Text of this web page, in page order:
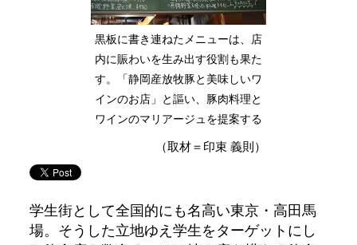
黒板に書き連ねたメニューは、店
内に賑わいを生み出す役割も果た
す。「静岡産放牧豚と美味しいワ
インのお店」と謳い、豚肉料理と
ワインのマリアージュを提案する
（取材＝印束 義則）
学生街として全国的にも名高い東京・高田馬
場。そうした立地ゆえ学生をターゲットにし